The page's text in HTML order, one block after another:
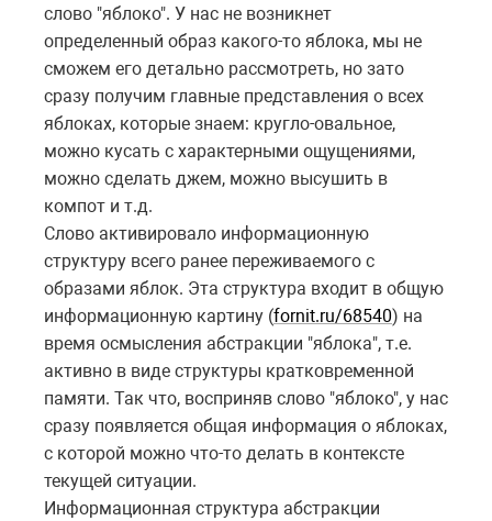
слово "яблоко". У нас не возникнет
определенный образ какого-то яблока, мы не
сможем его детально рассмотреть, но зато
сразу получим главные представления о всех
яблоках, которые знаем: кругло-овальное,
можно кусать с характерными ощущениями,
можно сделать джем, можно высушить в
компот и т.д.
Слово активировало информационную
структуру всего ранее переживаемого с
образами яблок. Эта структура входит в общую
информационную картину (fornit.ru/68540) на
время осмысления абстракции "яблока", т.е.
активно в виде структуры кратковременной
памяти. Так что, восприняв слово "яблоко", у нас
сразу появляется общая информация о яблоках,
с которой можно что-то делать в контексте
текущей ситуации.
Информационная структура абстракции